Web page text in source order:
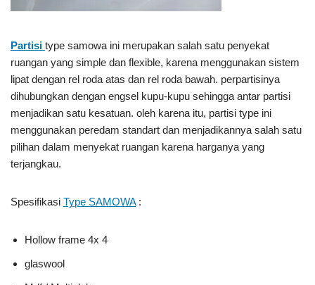
Partisi type samowa ini merupakan salah satu penyekat
ruangan yang simple dan flexible, karena menggunakan sistem
lipat dengan rel roda atas dan rel roda bawah. perpartisinya
dihubungkan dengan engsel kupu-kupu sehingga antar partisi
menjadikan satu kesatuan. oleh karena itu, partisi type ini
menggunakan peredam standart dan menjadikannya salah satu
pilihan dalam menyekat ruangan karena harganya yang
terjangkau.
Spesifikasi Type SAMOWA:
Hollow frame 4x 4
glaswool